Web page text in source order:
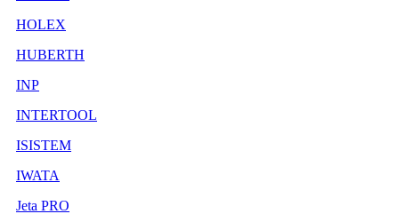
HOLEX
HUBERTH
INP
INTERTOOL
ISISTEM
IWATA
Jeta PRO